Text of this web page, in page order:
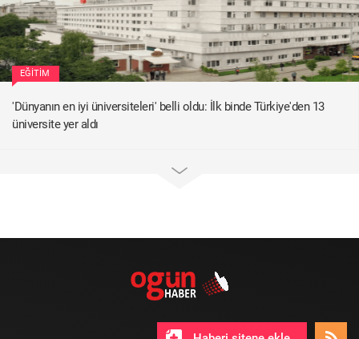
EĞITIM
'Dünyanın en iyi üniversiteleri' belli oldu: İlk binde Türkiye'den 13
üniversite yer aldı